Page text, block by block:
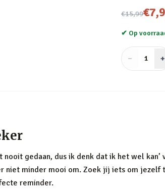
€15,99
Nu voor
✔ Op
− Aantal
1 +
gedaan, dus ik denk dat ik het wel
niet minder mooi om. Zoek jij iets om
reminder.